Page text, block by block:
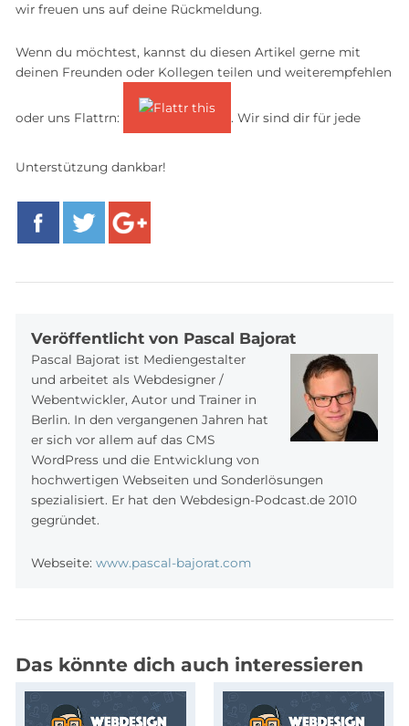
wir freuen uns auf deine Rückmeldung.
Wenn du möchtest, kannst du diesen Artikel gerne mit
deinen Freunden oder Kollegen teilen und weiterempfehlen
oder uns Flattrn: . Wir sind dir für jede
Unterstützung dankbar!
FacebookTwitterGoogle+
Veröffentlicht von Pascal Bajorat
Pascal Bajorat ist Mediengestalter
und arbeitet als Webdesigner /
Webentwickler, Autor und Trainer in
Berlin. In den vergangenen Jahren hat
er sich vor allem auf das CMS
WordPress und die Entwicklung von
hochwertigen Webseiten und Sonderlösungen
spezialisiert. Er hat den Webdesign-Podcast.de 2010
gegründet.
Webseite: www.pascal-bajorat.com
Das könnte dich auch interessieren